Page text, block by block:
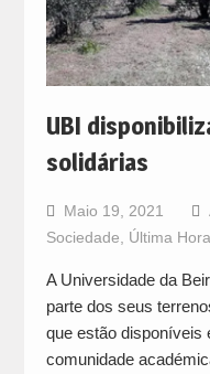
UBI
solidárias
Maio 19, 2021
Sociedade
Última Hora
A Universidade da
parte dos seus
que estão disponíveis
comunidade